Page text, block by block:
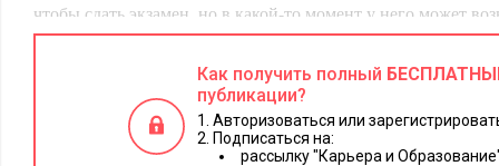
чтобы сдать экзамен, но в какой-то момент у него может
новое, и это может стать новой целью. Потребности не
состоянии, они могут меняться. Человек, в отличие от
«работать над собой», то есть активно менять себя, а не
окружающую среду. Как сказалБлаженный Августинеще
работаю над этим и работаю над самим собой: я стал сам
Как получить полный
публикации?
Авторизоваться или
Подписаться на:
рассылку "Карьера и